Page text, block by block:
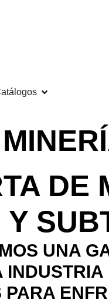
DE
UNA